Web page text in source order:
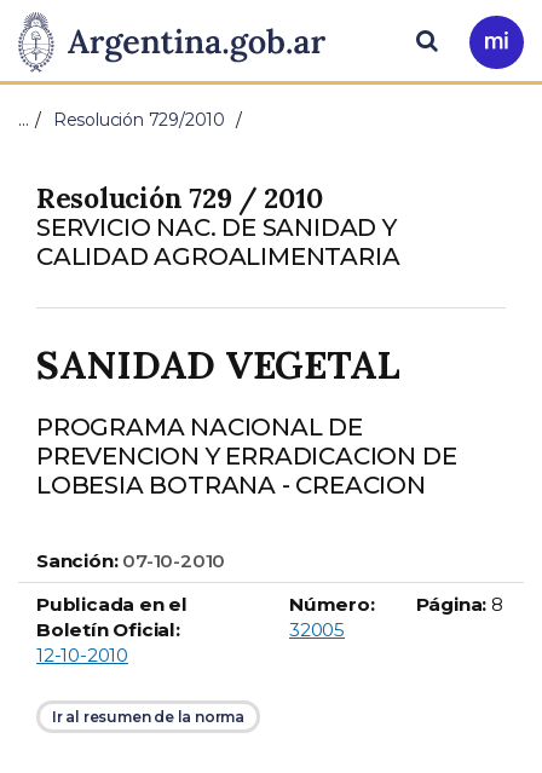
Presidencia
de
Nación
Pasar al contenido principal
Ir
a
Buscar
… Resolución 729/2010
Resolución 729 / 2010
SERVICIO NAC. DE SANIDAD Y
CALIDAD AGROALIMENTARIA
SANIDAD VEGETAL
PROGRAMA NACIONAL DE
PREVENCION Y ERRADICACION DE
LOBESIA BOTRANA - CREACION
Sanción: 07-10-2010
Publicada en el
Boletín Oficial:
12-10-2010
Número:
32005
Página: 8
Ir al resumen de la norma